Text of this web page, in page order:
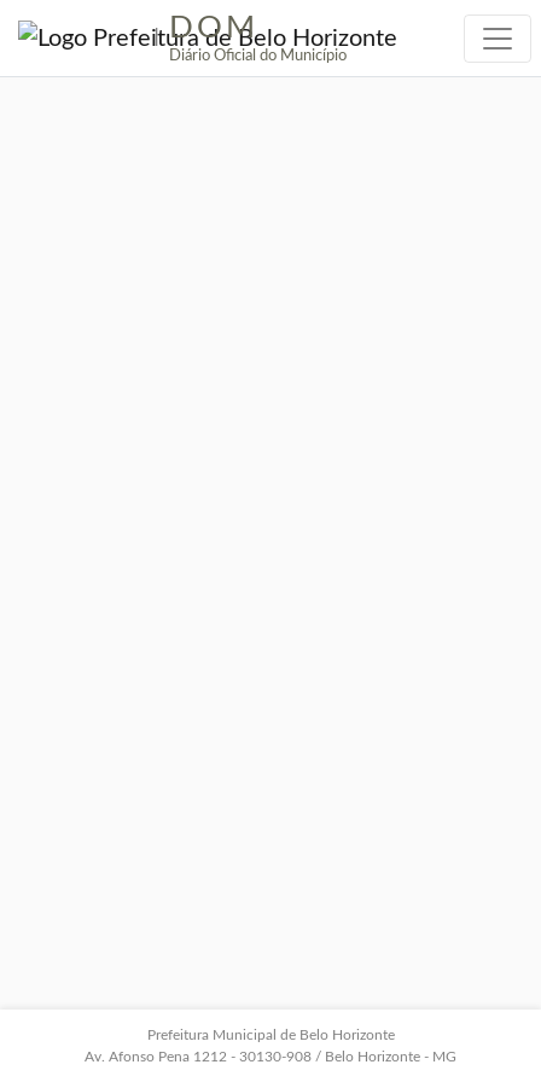
| DOM
Diário Oficial do Município
Prefeitura Municipal de Belo Horizonte
Av. Afonso Pena 1212 - 30130-908 / Belo Horizonte - MG